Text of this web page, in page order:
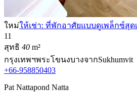
ใหม่ให้เช่า: ที่พักอาศัยแบบดูเพล็กซ์สุด
11
สุทธิ 40 m²
กรุงเทพฯพระโขนงบางจากSukhumvit
+66-958850403
Pat Nattapond Natta